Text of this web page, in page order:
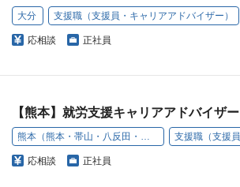
大分 支援職（支援員・キャリアアドバイザー）
応相談 正社員
【熊本】就労支援キャリアアドバイザー
熊本（熊本・帯山・八反田・原口町）
応相談 正社員